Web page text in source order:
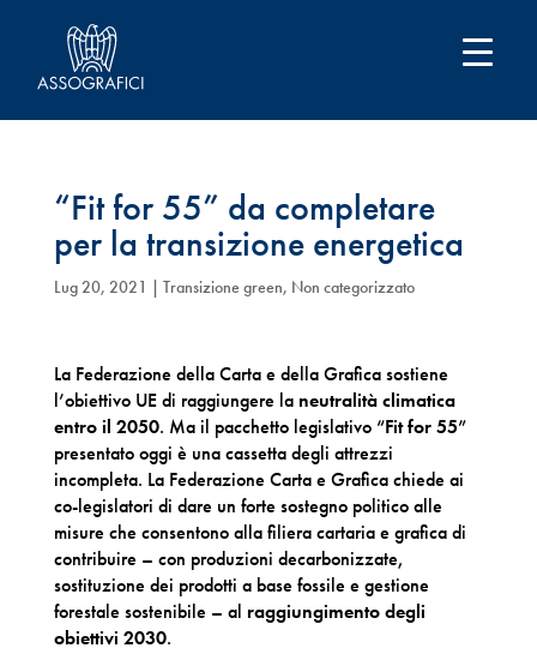
“Fit for 55” da completare
per la transizione energetica
Lug 20, 2021 | Transizione green, Non categorizzato
La Federazione della Carta e della Grafica sostiene
l’obiettivo UE di raggiungere la neutralità climatica
entro il 2050. Ma il pacchetto legislativo “Fit for 55”
presentato oggi è una cassetta degli attrezzi
incompleta. La Federazione Carta e Grafica chiede ai
co-legislatori di dare un forte sostegno politico alle
misure che consentono alla filiera cartaria e grafica di
contribuire – con produzioni decarbonizzate,
sostituzione dei prodotti a base fossile e gestione
forestale sostenibile – al raggiungimento degli
obiettivi 2030.